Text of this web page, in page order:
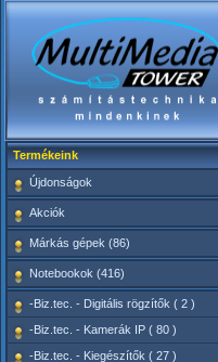
Termékeink
Újdonságok
Akciók
Márkás gépek (86)
Notebookok (416)
-Biz.tec. - Digitális rögzítők ( 2 )
-Biz.tec. - Kamerák IP ( 80 )
-Biz.tec. - Kiegészítők ( 27 )